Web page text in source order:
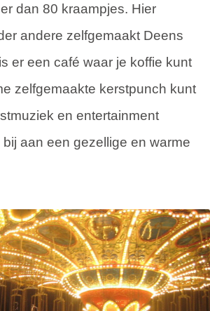
dan 80 kraampjes. Hier
andere zelfgemaakt Deens
er een café waar je koffie kunt
zelfgemaakte kerstpunch kunt
en entertainment
aan een gezellige en warme